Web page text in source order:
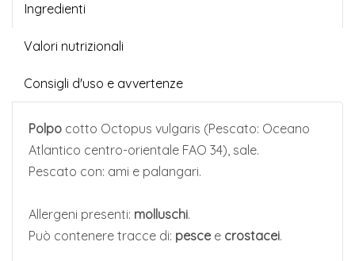
Ingredienti
Valori nutrizionali
Consigli d'uso e avvertenze
Polpo cotto Octopus vulgaris (Pescato: Oceano
Atlantico centro-orientale FAO 34), sale.
Pescato con: ami e palangari.
Allergeni presenti: molluschi.
Può contenere tracce di: pesce e crostacei.